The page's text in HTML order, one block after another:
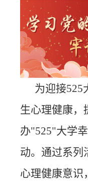
为迎接525
生心理健康，
办"525"大学
动。通过系列
心理健康意识